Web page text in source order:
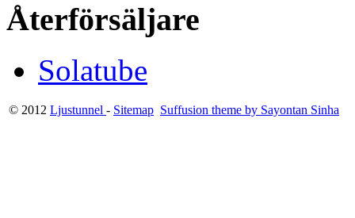
Återförsäljare
Solatube
© 2012 Ljustunnel - Sitemap Suffusion theme by Sayontan Sinha